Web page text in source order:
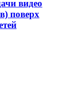
видео
поверх